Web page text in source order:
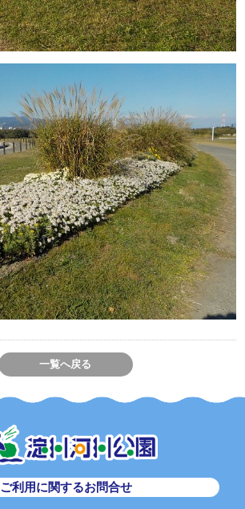
一覧へ戻る
ご利用に関するお問合せ